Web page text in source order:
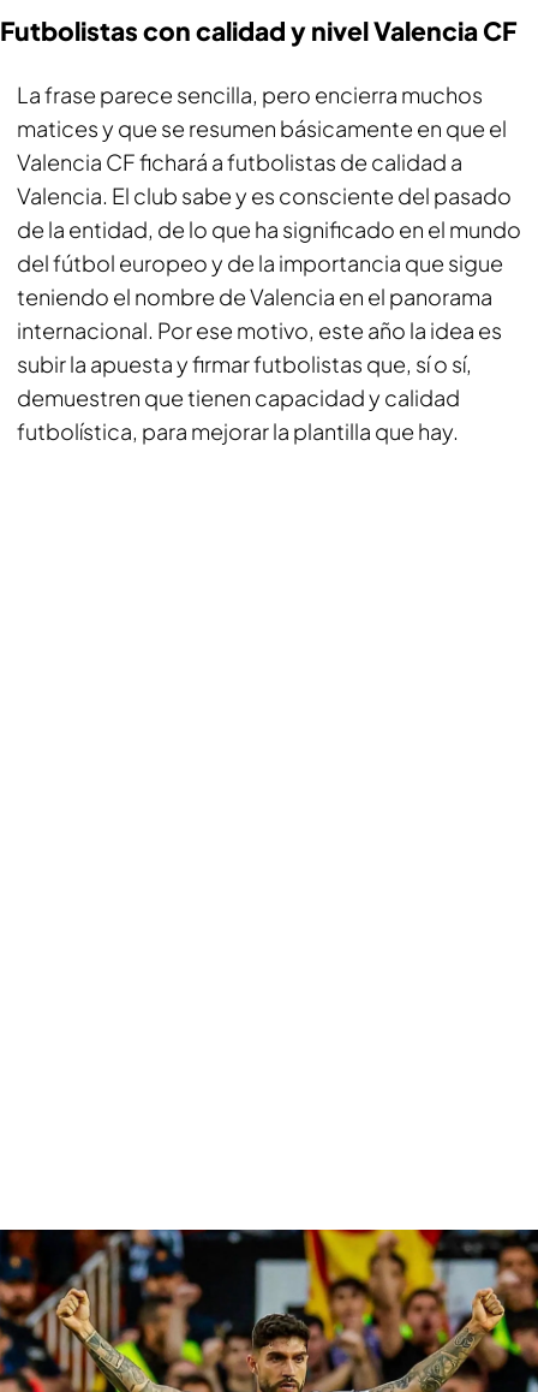
Futbolistas con calidad y nivel Valencia CF
La frase parece sencilla, pero encierra muchos
matices y que se resumen básicamente en que el
Valencia CF fichará a futbolistas de calidad a
Valencia. El club sabe y es consciente del pasado
de la entidad, de lo que ha significado en el mundo
del fútbol europeo y de la importancia que sigue
teniendo el nombre de Valencia en el panorama
internacional. Por ese motivo, este año la idea es
subir la apuesta y firmar futbolistas que, sí o sí,
demuestren que tienen capacidad y calidad
futbolística, para mejorar la plantilla que hay.